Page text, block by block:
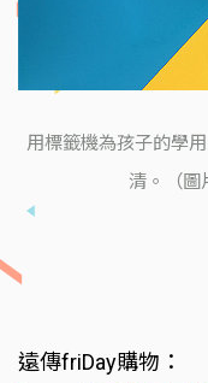
用標籤機為孩子的學
清。（圖
遠傳friDay購物：